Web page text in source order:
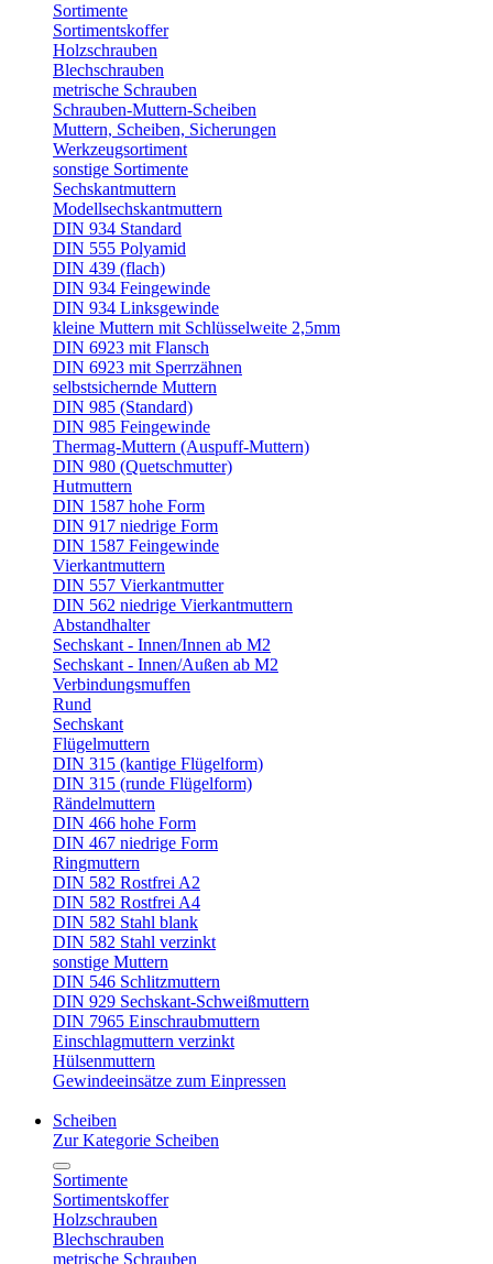
Sortimente
Sortimentskoffer
Holzschrauben
Blechschrauben
metrische Schrauben
Schrauben-Muttern-Scheiben
Muttern, Scheiben, Sicherungen
Werkzeugsortiment
sonstige Sortimente
Sechskantmuttern
Modellsechskantmuttern
DIN 934 Standard
DIN 555 Polyamid
DIN 439 (flach)
DIN 934 Feingewinde
DIN 934 Linksgewinde
kleine Muttern mit Schlüsselweite 2,5mm
DIN 6923 mit Flansch
DIN 6923 mit Sperrzähnen
selbstsichernde Muttern
DIN 985 (Standard)
DIN 985 Feingewinde
Thermag-Muttern (Auspuff-Muttern)
DIN 980 (Quetschmutter)
Hutmuttern
DIN 1587 hohe Form
DIN 917 niedrige Form
DIN 1587 Feingewinde
Vierkantmuttern
DIN 557 Vierkantmutter
DIN 562 niedrige Vierkantmuttern
Abstandhalter
Sechskant - Innen/Innen ab M2
Sechskant - Innen/Außen ab M2
Verbindungsmuffen
Rund
Sechskant
Flügelmuttern
DIN 315 (kantige Flügelform)
DIN 315 (runde Flügelform)
Rändelmuttern
DIN 466 hohe Form
DIN 467 niedrige Form
Ringmuttern
DIN 582 Rostfrei A2
DIN 582 Rostfrei A4
DIN 582 Stahl blank
DIN 582 Stahl verzinkt
sonstige Muttern
DIN 546 Schlitzmuttern
DIN 929 Sechskant-Schweißmuttern
DIN 7965 Einschraubmuttern
Einschlagmuttern verzinkt
Hülsenmuttern
Gewindeeinsätze zum Einpressen
Scheiben
Zur Kategorie Scheiben
Sortimente
Sortimentskoffer
Holzschrauben
Blechschrauben
metrische Schrauben